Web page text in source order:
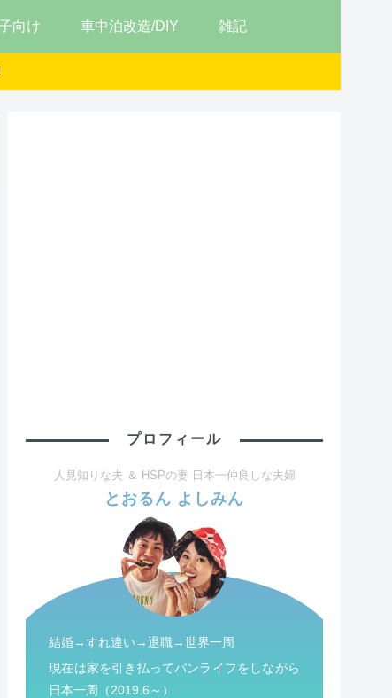
向け 車中泊改造/DIY 雑記
プロフィール
人見知りな夫 ＆ HSPの妻 日本一仲良しな夫婦
とおるん よしみん
結婚→すれ違い→退職→世界一周
現在は家を引き払ってバンライフをしながら
日本一周（2019.6～）